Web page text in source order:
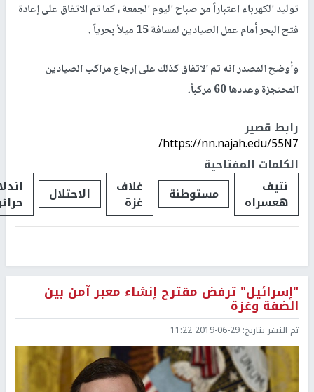
توليد الكهرباء اعتباراً من صباح اليوم الجمعة ، كما تم الاتفاق على إعادة
فتح البحر أمام عمل الصيادين لمسافة 15 ميلأ بحرياً .
وأوضح المصدر انه تم الاتفاق كذلك على إرجاع مراكب الصيادين
المحتجزة وعددها 60 مركباً.
رابط قصير
https://nn.najah.edu/55N7/
الكلمات المفتاحية
نتيف
هعسراه مستوطنة غلاف
غزة الاحتلال
"إسرائيل" ترفض مقترح إنشاء معبر آمن بين
الضفة وغزة
تم النشر بتاريخ: 2019-06-29 11:22